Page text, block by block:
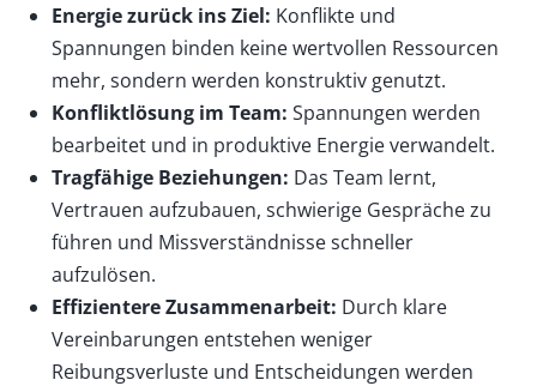
Energie zurück ins Ziel: Konflikte und
Spannungen binden keine wertvollen Ressourcen
mehr, sondern werden konstruktiv genutzt.
Konfliktlösung im Team: Spannungen werden
bearbeitet und in produktive Energie verwandelt.
Tragfähige Beziehungen: Das Team lernt,
Vertrauen aufzubauen, schwierige Gespräche zu
führen und Missverständnisse schneller
aufzulösen.
Effizientere Zusammenarbeit: Durch klare
Vereinbarungen entstehen weniger
Reibungsverluste und Entscheidungen werden